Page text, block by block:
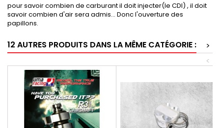
pour savoir combien de carburant il doit injecter(le CDI) , il doit
savoir combien d'air sera admis... Donc l'ouverture des
papillons.
12 AUTRES PRODUITS DANS LA MÊME CATÉGORIE :
>
<